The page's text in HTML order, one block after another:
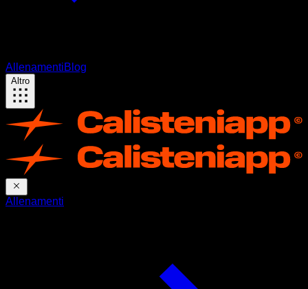
AllenamentiBlog
Altro
Allenamenti